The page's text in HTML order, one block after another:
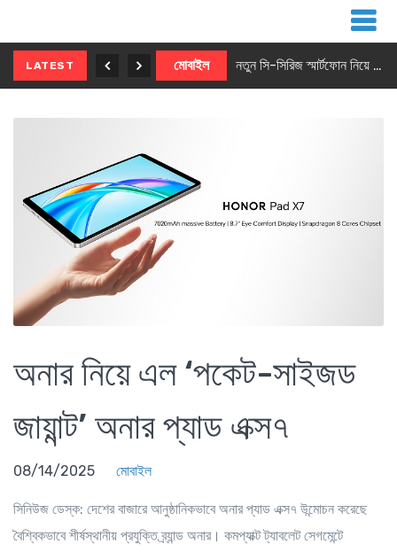
LATEST মোবাইল নতুন সি-সিরিজ স্মার্টফোন নিয়ে আসছে রিয়েলমি
অনার নিয়ে এল ‘পকেট-সাইজড
জায়ান্ট’ অনার প্যাড এক্স৭
08/14/2025 মোবাইল
সিনিউজ ডেস্ক: দেশের বাজারে আনুষ্ঠানিকভাবে অনার প্যাড এক্স৭ উন্মোচন করেছে
বৈশ্বিকভাবে শীর্ষস্থানীয় প্রযুক্তি ব্র্যান্ড অনার। কমপ্যাক্ট ট্যাবলেট সেগমেন্টে